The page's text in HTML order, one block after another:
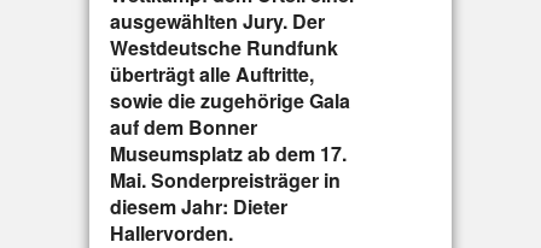
ausgewählten Jury. Der
Westdeutsche Rundfunk
überträgt alle Auftritte,
sowie die zugehörige Gala
auf dem Bonner
Museumsplatz ab dem 17.
Mai. Sonderpreisträger in
diesem Jahr: Dieter
Hallervorden.